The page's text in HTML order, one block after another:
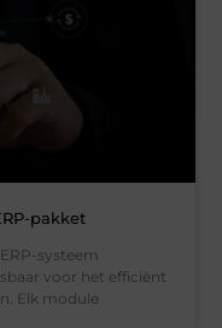
pakket
systeem
voor het efficiënt
Elk module